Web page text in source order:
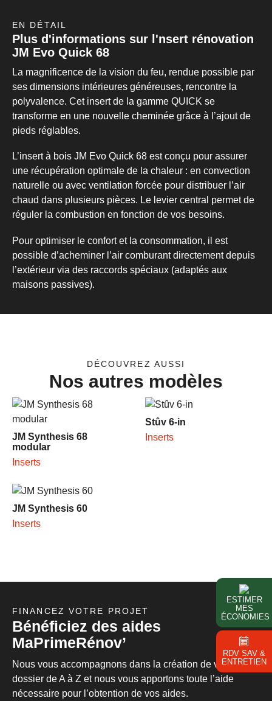
ESTIMER
MES
ÉCONOMIES
RDV SAV &
ENTRETIEN
EN DÉTAIL
Plus d'informations sur l'nsert rénovation
JM Evo Quick 68
La magnificence de la vision du feu, rendue possible par
ses dimensions intérieures généreuses, rencontre la
polyvalence. Cet insert de la gamme QUICK se
transforme en une nouvelle cheminée grâce à l’ajout de
pieds réglables.
L’insert à bois JM Evo Quick 68 est conçu pour assurer
une récupération optimale de la chaleur : en convection
naturelle ou avec ventilation forcée pour distribuer l’air
chaud dans plusieurs pièces. Le levier central permet de
réguler la combustion en fonction de vos besoins.
Pour optimiser le confort et la consommation, il est
possible d’acheminer l’air comburant directement depuis
l’extérieur via des raccords spéciaux (adaptés aux
maisons passives).
DÉCOUVREZ AUSSI
Nos autres modèles
Inserts
JM Synthesis 68
modular
Inserts
Stûv 6-in
Inserts
JM Synthesis 60
FINANCEZ VOTRE PROJET
Bénéficiez des aides
MaPrimeRénov’
Nous vous accompagnons dans la création de votre
dossier de A à Z et nous vous apportons toute l’aide
nécessaire pour l’obtention de vos aides.